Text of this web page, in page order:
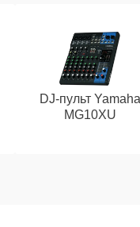
DJ-пульт Yamaha
MG10XU